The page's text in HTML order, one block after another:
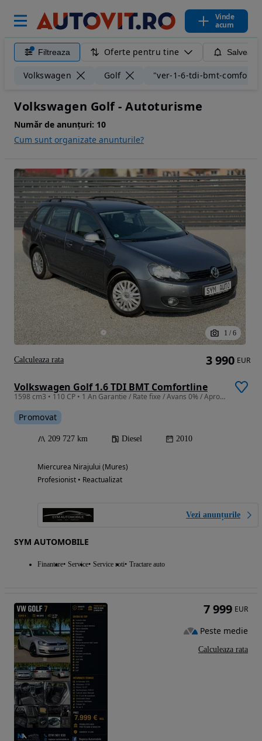
Vinde
acum
Filtreaza Oferte pentru tine
Volkswagen Golf "ver-1-6-tdi-bmt-
Volkswagen Golf - Autoturisme
Număr de anunțuri: 10
Cum sunt organizate anunturile?
1 / 6
Volkswagen Golf 1.6 TDI BMT Comfortline
1598 cm3 • 110 CP • 1 An Garantie / Rate fixe / Avans 0% / Aprobare pe loc / Doar cu Bulet
Promovat
209 727 km Diesel 2010
Miercurea Nirajului (Mures)
Profesionist • Reactualizat
Vezi anunțurile
SYM AUTOMOBILE
Finantare Service Service roti Tractare auto
3 990 EUR
Calculeaza rata
7 999 EUR
Peste medie
Calculeaza rata